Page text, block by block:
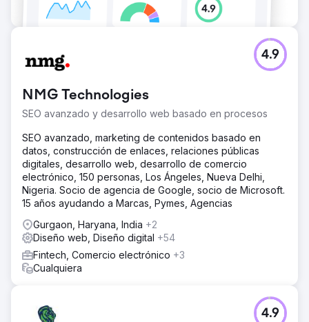
1,9x a 4,6x. La empresa ahora crece principalmente a
través de SEO y redes sociales.
NMG Technologies
SEO avanzado y desarrollo web basado en procesos
4.9
SEO avanzado, marketing de contenidos basado en
datos, construcción de enlaces, relaciones públicas
digitales, desarrollo web, desarrollo de comercio
electrónico, 150 personas, Los Ángeles, Nueva Delhi,
Nigeria. Socio de agencia de Google, socio de Microsoft.
15 años ayudando a Marcas, Pymes, Agencias
Gurgaon, Haryana, India +2
Diseño web, Diseño digital +54
Fintech, Comercio electrónico +3
Cualquiera
4.9